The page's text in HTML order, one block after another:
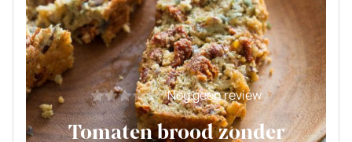
Nog geen review
Tomaten brood zonder